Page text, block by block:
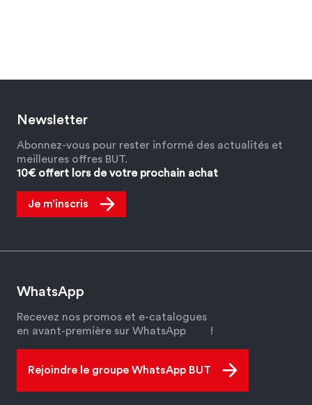
Newsletter
Abonnez-vous pour rester informé des actualités et
meilleures offres BUT.
10€ offert lors de votre prochain achat
Je m’inscris
WhatsApp
Recevez nos promos et e-catalogues
en avant-première sur WhatsApp
!
Rejoindre le groupe WhatsApp BUT